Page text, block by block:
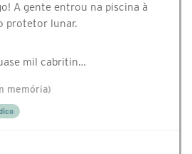
A gente entrou na piscina à
protetor lunar.
mil cabritin…
memória)